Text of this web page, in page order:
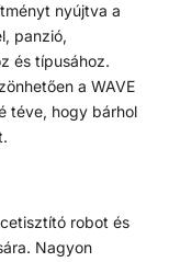
nyújtva a
panzió,
és típusához.
a WAVE
téve, hogy bárhol
robot és
Nagyon